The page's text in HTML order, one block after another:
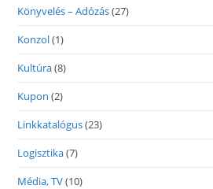
Könyvelés – Adózás(27)
Konzol(1)
Kultúra(8)
Kupon (2)
Linkkatalógus(23)
Logisztika(7)
Média, TV(10)